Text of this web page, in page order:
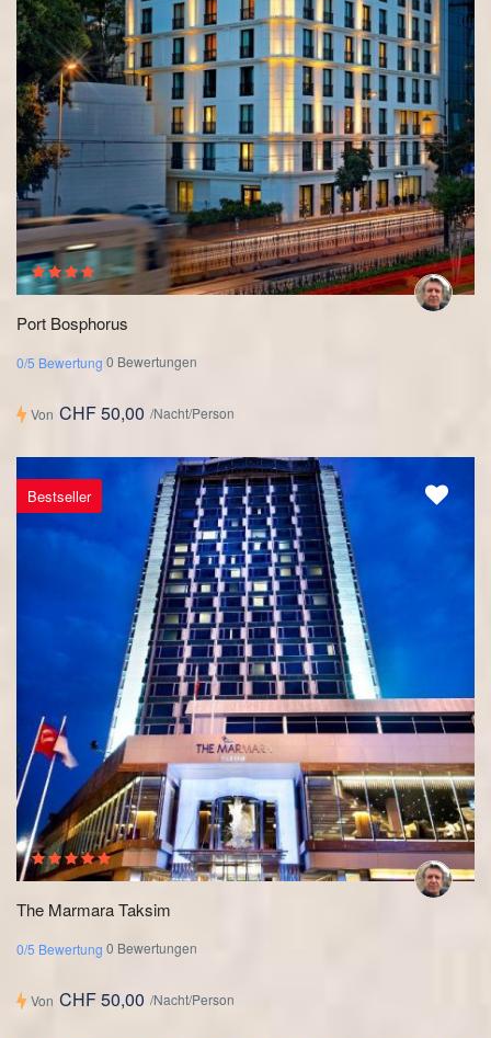
Port Bosphorus
0/5 Bewertung 0 Bewertungen
Von CHF 50,00 /Nacht/Person
Bestseller
The Marmara Taksim
0/5 Bewertung 0 Bewertungen
Von CHF 50,00 /Nacht/Person